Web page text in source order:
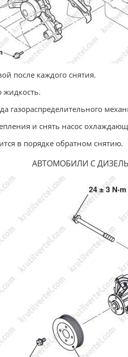
после каждого снятия.
газораспределительного
и снять насос
в порядке обратном снятию.
АВТОМОБИЛИ С